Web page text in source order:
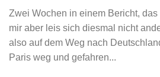
Zwei Wochen in einem Bericht,
mir aber leis sich diesmal nicht
also auf dem Weg nach
Paris weg und gefahren...